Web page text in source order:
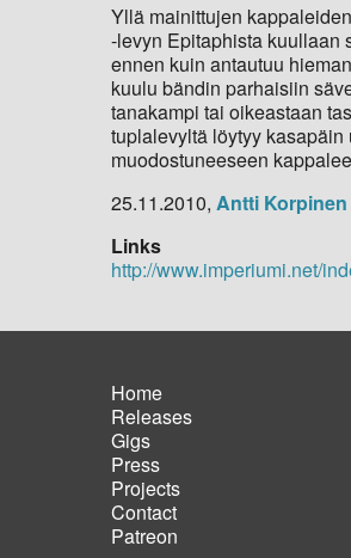
Yllä mainittujen
-levyn Epitaphista kuullaan
ennen kuin antautuu
kuulu bändin parhaisiin
tanakampi tai oikeastaan
tuplalevyltä löytyy
muodostuneeseen
25.11.2010, Antti Korpinen
Links
http://www.imperiumi.net/
Main
navigation
Home
Releases
Gigs
Press
Projects
Contact
Patreon